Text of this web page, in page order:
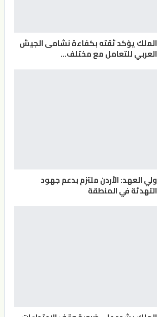
الملك يؤكد ثقته بكفاءة نشامى الجيش
العربي للتعامل مع مختلف…
ولي العهد: الأردن ملتزم بدعم جهود
التهدئة في المنطقة